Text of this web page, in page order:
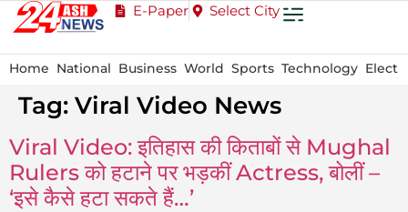
E-Paper Select City
Home National Business World Sports Technology
Tag: Viral Video News
Viral Video: इतिहास की किताबों से Mughal
Rulers को हटाने पर भड़कीं Actress, बोलीं –
‘इसे कैसे हटा सकते हैं…’